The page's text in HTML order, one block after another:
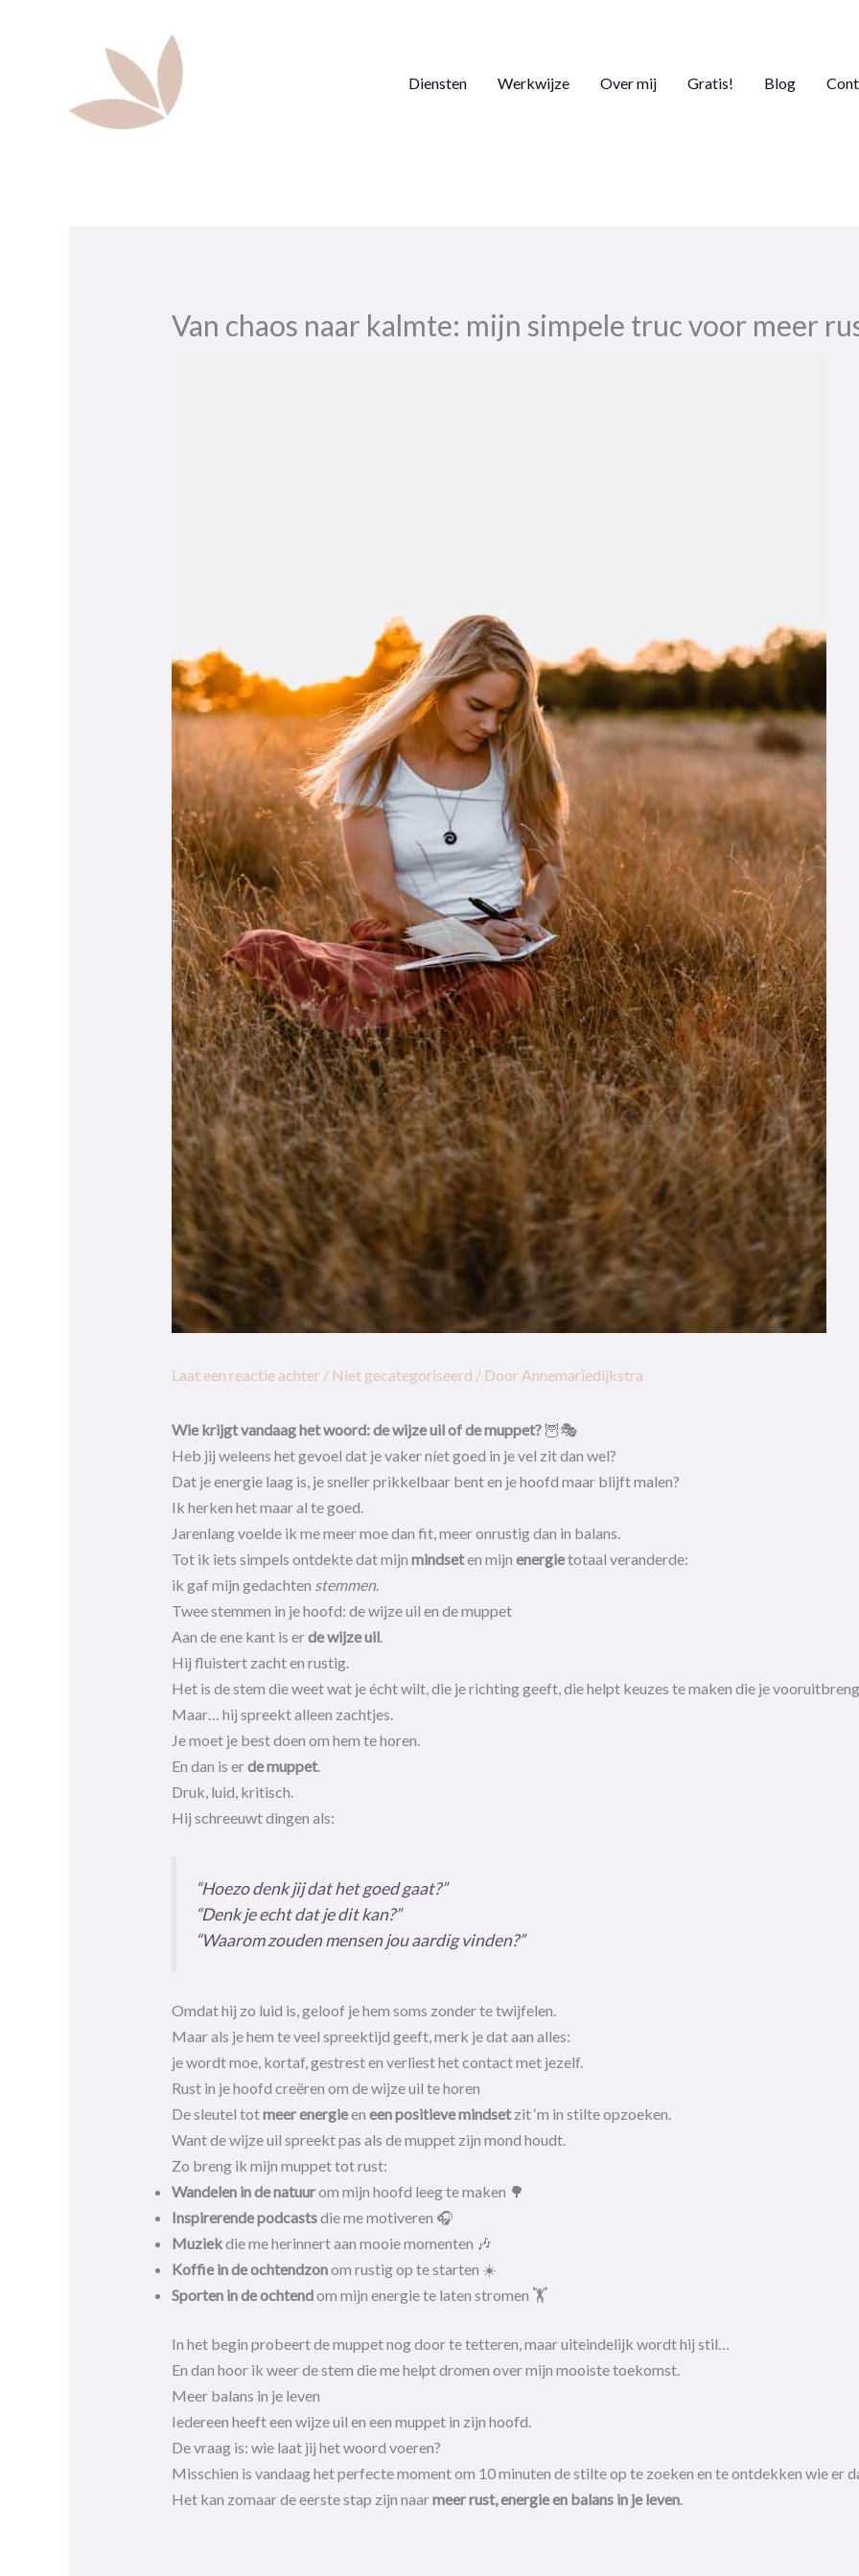
Diensten Werkwijze Over mij Gratis! Blog
Van chaos naar kalmte: mijn simpele truc voor meer
Laat een reactie achter / Niet gecategoriseerd / Door Annemariedijkstra
Wie krijgt vandaag het woord: de wijze uil of de muppet?🦉🎭
Heb jij weleens het gevoel dat je vaker níet goed in je vel zit dan wel?
Dat je energie laag is, je sneller prikkelbaar bent en je hoofd maar blijft malen?
Ik herken het maar al te goed.
Jarenlang voelde ik me meer moe dan fit, meer onrustig dan in balans.
Tot ik iets simpels ontdekte dat mijn mindseten mijn energietotaal veranderde:
ik gaf mijn gedachten stemmen.
Twee stemmen in je hoofd: de wijze uil en de muppet
Aan de ene kant is erde wijze uil.
Hij fluistert zacht en rustig.
Het is de stem die weet wat je écht wilt, die je richting geeft, die helpt keuzes te maken die je
Maar… hij spreekt alleen zachtjes.
Je moet je best doen om hem te horen.
En dan is erde muppet.
Druk, luid, kritisch.
Hij schreeuwt dingen als:
“Hoezo denk jij dat het goed gaat?”
“Denk je echt dat je dit kan?”
“Waarom zouden mensen jou aardig vinden?”
Omdat hij zo luid is, geloof je hem soms zonder te twijfelen.
Maar als je hem te veel spreektijd geeft, merk je dat aan alles:
je wordt moe, kortaf, gestrest en verliest het contact met jezelf.
Rust in je hoofd creëren om de wijze uil te horen
De sleutel totmeer energieen een positieve mindsetzit ‘m in stilte opzoeken.
Want de wijze uil spreekt pas als de muppet zijn mond houdt.
Zo breng ik mijn muppet tot rust:
Wandelen in de natuurom mijn hoofd leeg te maken 🌳
Inspirerende podcastsdie me motiveren 🎧
Muziekdie me herinnert aan mooie momenten 🎶
Koffie in de ochtendzonom rustig op te starten ☀️
Sporten in de ochtendom mijn energie te laten stromen 🏋️
In het begin probeert de muppet nog door te tetteren, maar uiteindelijk wordt hij stil…
En dan hoor ik weer de stem die me helpt dromen over mijn mooiste toekomst.
Meer balans in je leven
Iedereen heeft een wijze uil en een muppet in zijn hoofd.
De vraag is: wie laat jij het woord voeren?
Misschien is vandaag het perfecte moment om 10 minuten de stilte op te zoeken en te ontdekken wie er
Het kan zomaar de eerste stap zijn naarmeer rust, energie en balans in je leven.